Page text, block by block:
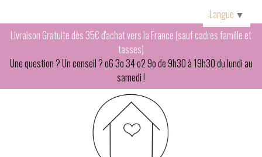
Livraison Gratuite dès 35€ d'achat vers la France (sauf cadres famille et
tasses)
Une question ? Un conseil ? o6 3o 34 o2 9o de 9h30 à 19h30 du lundi au
samedi !
Langue ▼